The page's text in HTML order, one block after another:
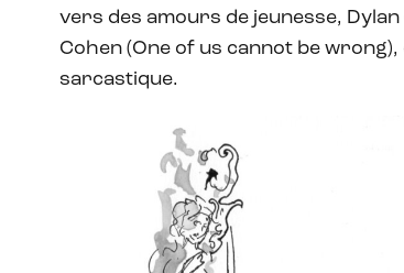
vers des amours de jeunesse,
Cohen (One of us cannot be
sarcastique.